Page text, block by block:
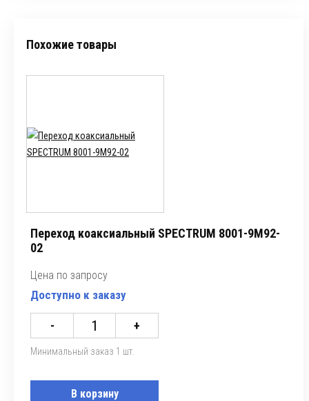
Похожие товары
Переход коаксиальный SPECTRUM 8001-9M92-
02
Цена по запросу
Доступно к заказу
- +
Минимальный заказ 1 шт.
В корзину